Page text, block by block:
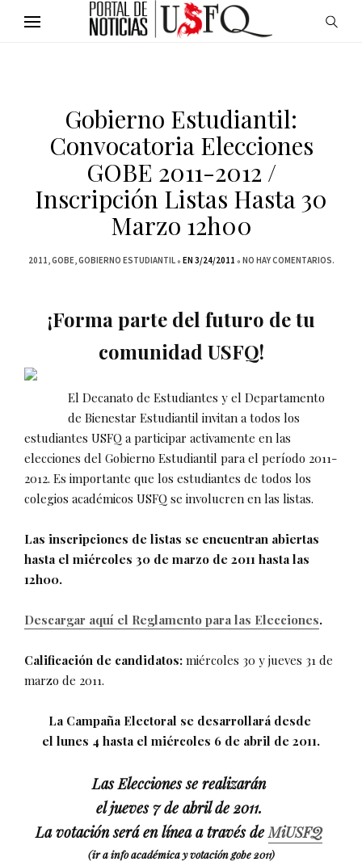
Gobierno Estudiantil:
Convocatoria Elecciones
GOBE 2011-2012 /
Inscripción Listas Hasta 30
Marzo 12h00
2011 GOBE GOBIERNO ESTUDIANTIL EN 3/24/2011 NO HAY COMENTARIOS.
¡Forma parte del futuro de tu
comunidad USFQ!
El Decanato de Estudiantes y el Departamento
de Bienestar Estudiantil invitan a todos los
estudiantes USFQ a participar activamente en las
elecciones del Gobierno Estudiantil para el período 2011-
2012. Es importante que los estudiantes de todos los
colegios académicos USFQ se involucren en las listas.
Las inscripciones de listas se encuentran abiertas
hasta el miércoles 30 de marzo de 2011 hasta las
12h00.
Descargar aquí el Reglamento para las Elecciones.
Calificación de candidatos: miércoles 30 y jueves 31 de
marzo de 2011.
La Campaña Electoral se desarrollará desde
el lunes 4 hasta el miércoles 6 de abril de 2011.
Las Elecciones se realizarán
el jueves 7 de abril de 2011.
La votación será en línea a través deMiUSFQ
(ir a info académica y votación gobe 2011)